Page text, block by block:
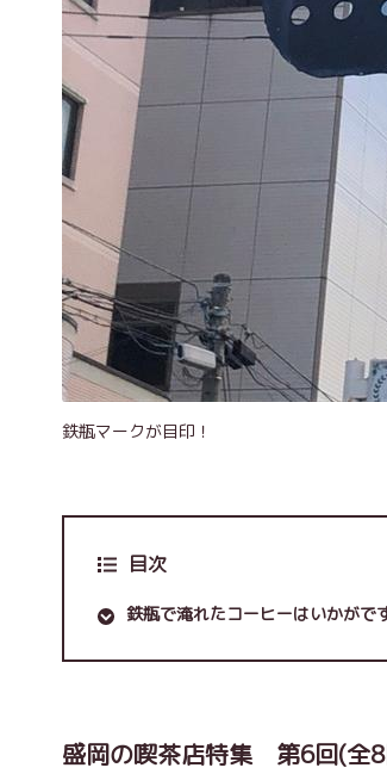
鉄瓶マークが目印！
目次
鉄瓶で淹れたコーヒーはいかがで
盛岡の喫茶店特集 第6回(全8